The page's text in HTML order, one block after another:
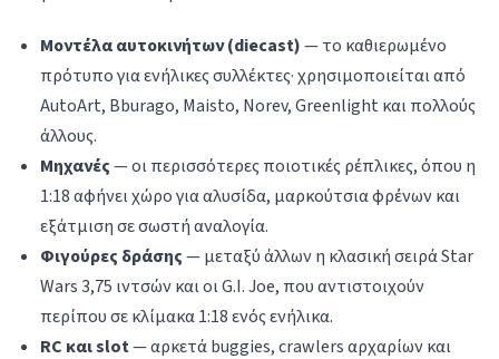
Μοντέλα αυτοκινήτων (diecast)— το καθιερωμένο
πρότυπο για ενήλικες συλλέκτες· χρησιμοποιείται από
AutoArt, Bburago, Maisto, Norev, Greenlight και πολλούς
άλλους.
Μηχανές— οι περισσότερες ποιοτικές ρέπλικες, όπου η
1:18 αφήνει χώρο για αλυσίδα, μαρκούτσια φρένων και
εξάτμιση σε σωστή αναλογία.
Φιγούρες δράσης— μεταξύ άλλων η κλασική σειρά Star
Wars 3,75 ιντσών και οι G.I. Joe, που αντιστοιχούν
περίπου σε κλίμακα 1:18 ενός ενήλικα.
RC και slot— αρκετά buggies, crawlers αρχαρίων και